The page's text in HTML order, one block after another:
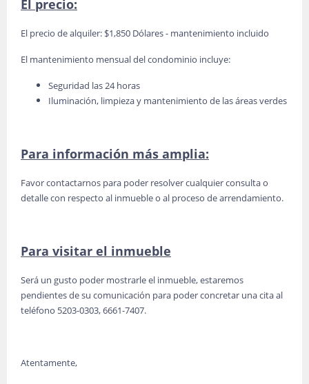
El precio:
El precio de alquiler: $1,850 Dólares - mantenimiento incluido
El mantenimiento mensual del condominio incluye:
Seguridad las 24 horas
Iluminación, limpieza y mantenimiento de las áreas verdes
Para información más amplia:
Favor contactarnos para poder resolver cualquier consulta o
detalle con respecto al inmueble o al proceso de arrendamiento.
Para visitar el inmueble
Será un gusto poder mostrarle el inmueble, estaremos
pendientes de su comunicación para poder concretar una cita al
teléfono 5203-0303, 6661-7407.
Atentamente,